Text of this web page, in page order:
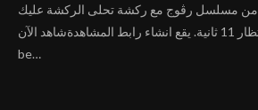
نقدم لكم الحلقة 16 من مسلسل رڨوج مع ركشة تحلى الركشة عليك
انتظار 11 ثانية. يقع انشاء رابط المشاهدةشاهد الآنJavaScript needs to
be…